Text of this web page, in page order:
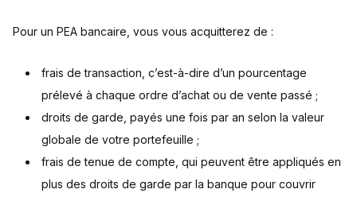
Pour un PEA bancaire, vous vous acquitterez de :
frais de transaction, c’est-à-dire d’un pourcentage
prélevé à chaque ordre d’achat ou de vente passé ;
droits de garde, payés une fois par an selon la valeur
globale de votre portefeuille ;
frais de tenue de compte, qui peuvent être appliqués en
plus des droits de garde par la banque pour couvrir